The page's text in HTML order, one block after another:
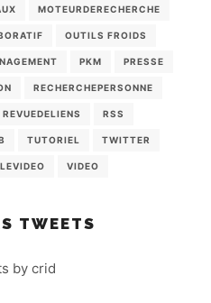
MOTEURDERECHERCHE
OUTILS FROIDS
PKM PRESSE
RECHERCHEPERSONNE
REVUEDELIENS RSS
TUTORIEL TWITTER
VIDEO
TWEETS
by crid